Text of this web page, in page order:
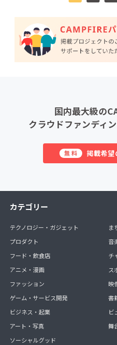
国内最大級の
クラウドファンディ
無料 掲載希望
カテゴリー
テクノロジー・ガジェット
プロダクト
フード・飲食店
アニメ・漫画
ファッション
ゲーム・サービス開発
ビジネス・起業
アート・写真
ソーシャルグッド
ま
音
チ
ス
映
書
ビ
舞